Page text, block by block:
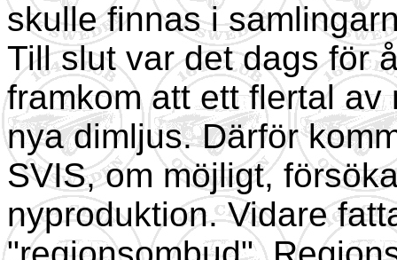
skulle finnas i
Till slut var det dags för
framkom att ett flertal
nya dimljus. Därför
SVIS, om möjligt,
nyproduktion. Vidare